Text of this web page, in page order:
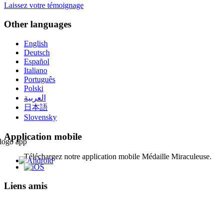
Laissez votre témoignage
Other languages
English
Deutsch
Español
Italiano
Português
Polski
العربية
日本語
Slovensky
Application mobile
Téléchargez notre application mobile Médaille Miraculeuse.
Liens amis